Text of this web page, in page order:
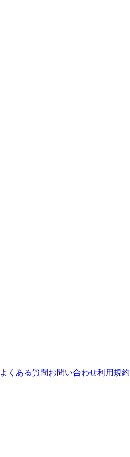
よくある質問お問い合わせ利用規約